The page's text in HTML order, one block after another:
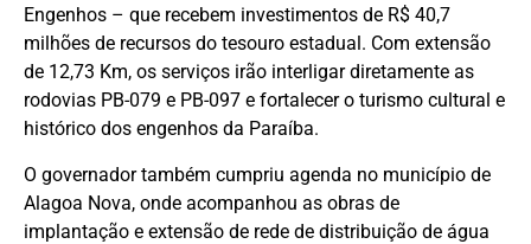
Engenhos – que recebem investimentos de R$ 40,7
milhões de recursos do tesouro estadual. Com extensão
de 12,73 Km, os serviços irão interligar diretamente as
rodovias PB-079 e PB-097 e fortalecer o turismo cultural e
histórico dos engenhos da Paraíba.
O governador também cumpriu agenda no município de
Alagoa Nova, onde acompanhou as obras de
implantação e extensão de rede de distribuição de água